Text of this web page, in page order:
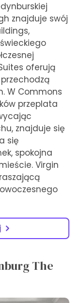
znajduje swój
oferują
przechodzą
W Commons
przeplata
znajduje się
się
spokojna
Virgin
The